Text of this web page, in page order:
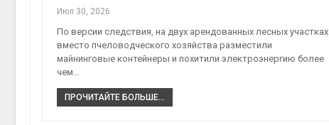
Июл 30, 2026
По версии следствия, на двух арендованных лесных участках
вместо пчеловодческого хозяйства разместили
майнинговые контейнеры и похитили электроэнергию более
чем…
ПРОЧИТАЙТЕ БОЛЬШЕ...